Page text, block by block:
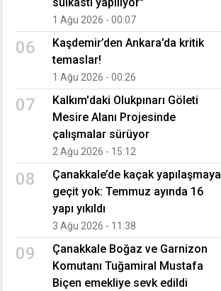
1 Ağu 2026 - 00:07
06
Kaşdemir’den Ankara’da kritik
temaslar!
1 Ağu 2026 - 00:26
07
Kalkım'daki Olukpınarı Göleti
Mesire Alanı Projesinde
çalışmalar sürüyor
2 Ağu 2026 - 15:12
08
Çanakkale’de kaçak yapılaşmaya
geçit yok: Temmuz ayında 16
yapı yıkıldı
3 Ağu 2026 - 11:38
09
Çanakkale Boğaz ve Garnizon
Komutanı Tuğamiral Mustafa
Biçen emekliye sevk edildi